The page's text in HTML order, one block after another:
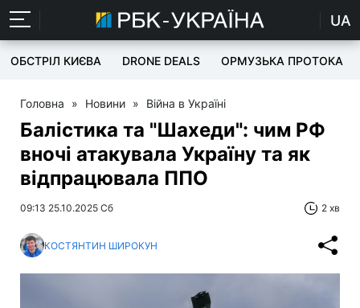
UA
ОБСТРІЛ КИЄВА DRONE DEALS ОРМУЗЬКА ПРОТОКА
Головна » Новини » Війна в Україні
Балістика та "Шахеди": чим РФ
вночі атакувала Україну та як
відпрацювала ППО
09:13 25.10.2025 Сб 2 хв
КОСТЯНТИН ШИРОКУН